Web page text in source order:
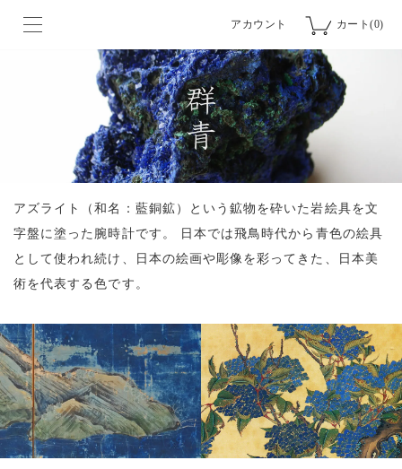
アカウント カート(0)
アズライト（和名：藍銅鉱）という鉱物を砕いた岩絵具を文
字盤に塗った腕時計です。
日本では飛鳥時代から青色の絵具
として使われ続け、日本の絵画や彫像を彩ってきた、日本美
術を代表する色です。